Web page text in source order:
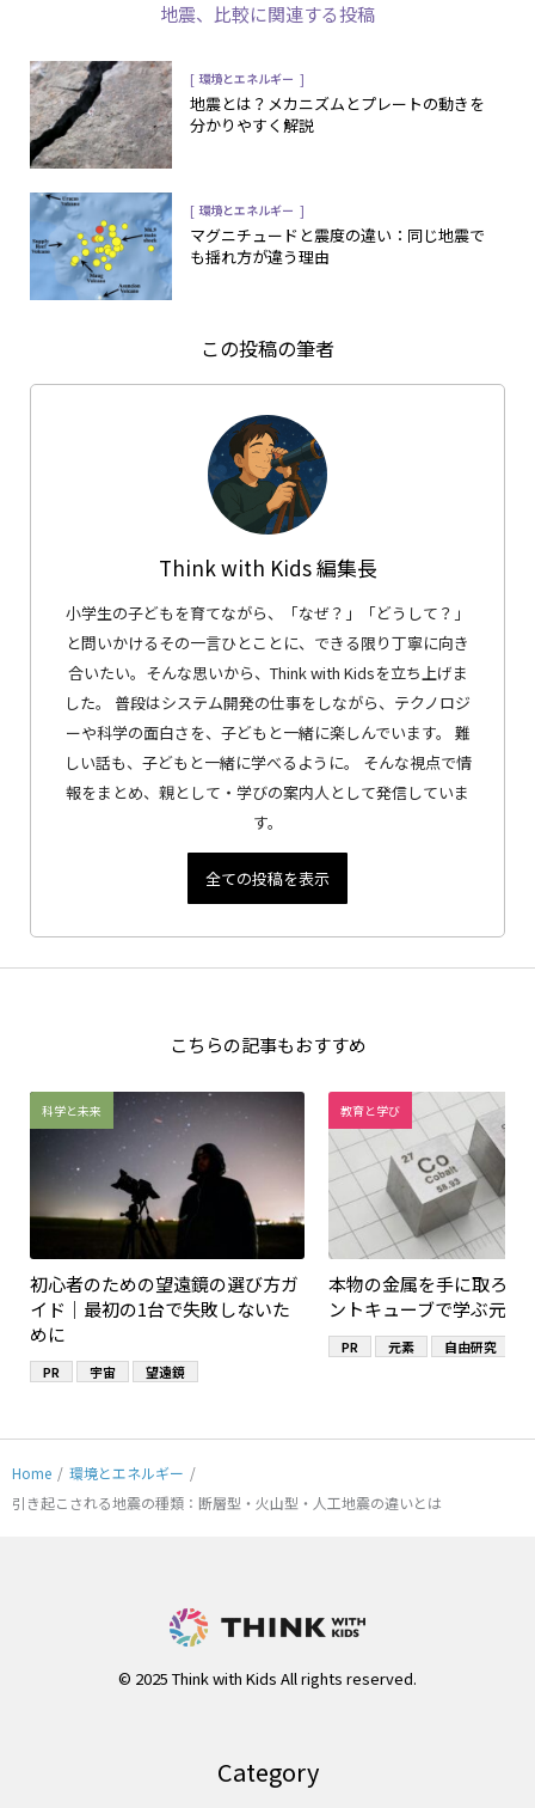
地震、 比較に関連する投稿
[ 環境とエネルギー ]
地震とは？メカニズムとプレートの動きを
分かりやすく解説
[ 環境とエネルギー ]
マグニチュードと震度の違い：同じ地震で
も揺れ方が違う理由
この投稿の筆者
Think with Kids 編集長
小学生の子どもを育てながら、「なぜ？」「どうして？」
と問いかけるその一言ひとことに、できる限り丁寧に向き
合いたい。そんな思いから、Think with Kidsを立ち上げま
した。 普段はシステム開発の仕事をしながら、テクノロジ
ーや科学の面白さを、子どもと一緒に楽しんでいます。 難
しい話も、子どもと一緒に学べるように。 そんな視点で情
報をまとめ、親として・学びの案内人として発信していま
す。
全ての投稿を表示
こちらの記事もおすすめ
科学と未来
初心者のための望遠鏡の選び方ガ
イド｜最初の1台で失敗しないた
めに
PR 宇宙 望遠鏡
教育と学び
本物の金属を手に取ろう
ントキューブで学ぶ元素
PR 元素 自由研究
Home / 環境とエネルギー /
引き起こされる地震の種類：断層型・火山型・人工地震の違いとは
© 2025 Think with Kids All rights reserved.
Category